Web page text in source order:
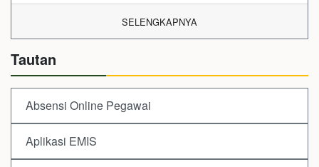
SELENGKAPNYA
Tautan
Absensi Online Pegawai
Aplikasi EMIS